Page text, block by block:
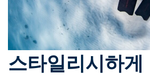
스타일리시하게